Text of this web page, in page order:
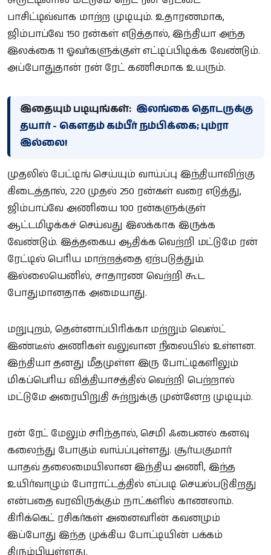
பாசிட்டிவ்வாக மாற்ற முடியும். உதாரணமாக,
ஜிம்பாப்வே 150 ரன்கள் எடுத்தால், இந்தியா அந்த
இலக்கை 11 ஓவர்களுக்குள் எட்டிப்பிடிக்க வேண்டும்.
அப்போதுதான் ரன் ரேட் கணிசமாக உயரும்.
இதையும் படியுங்கள்: இலங்கை தொடருக்கு
தயார் - கௌதம் கம்பீர் நம்பிக்கை; பும்ரா
இல்லை!
முதலில் பேட்டிங் செய்யும் வாய்ப்பு இந்தியாவிற்கு
கிடைத்தால், 220 முதல் 250 ரன்கள் வரை எடுத்து,
ஜிம்பாப்வே அணியை 100 ரன்களுக்குள்
ஆட்டமிழக்கச் செய்வது இலக்காக இருக்க
வேண்டும். இத்தகைய ஆதிக்க வெற்றி மட்டுமே ரன்
ரேட்டில் பெரிய மாற்றத்தை ஏற்படுத்தும்.
இல்லையெனில், சாதாரண வெற்றி கூட
போதுமானதாக அமையாது.
மறுபுறம், தென்னாப்பிரிக்கா மற்றும் வெஸ்ட்
இண்டீஸ் அணிகள் வலுவான நிலையில் உள்ளன.
இந்தியா தனது மீதமுள்ள இரு போட்டிகளிலும்
மிகப்பெரிய வித்தியாசத்தில் வெற்றி பெற்றால்
மட்டுமே அரையிறுதி சுற்றுக்கு முன்னேற முடியும்.
ரன் ரேட் மேலும் சரிந்தால், செமி ஃபைனல் கனவு
கலைந்து போகும் வாய்ப்புள்ளது. சூர்யகுமார்
யாதவ் தலைமையிலான இந்திய அணி, இந்த
உயிர்வாழும் போராட்டத்தில் எப்படி செயல்படுகிறது
என்பதை வரவிருக்கும் நாட்களில் காணலாம்.
கிரிக்கெட் ரசிகர்கள் அனைவரின் கவனமும்
இப்போது இந்த முக்கிய போட்டியின் பக்கம்
திரும்பியுள்ளது.